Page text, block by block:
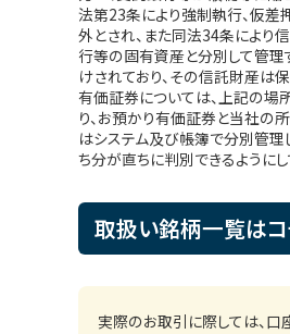
法第23条により強制執行、仮差
外とされ、また同法34条により
行等の固有資産と分別して管理
けされており、その信託財産は保
有価証券については、上記の場
り、お預かり有価証券と当社の
はシステム及び帳簿で分別管理
ち分が直ちに判別できるようにし
取扱い銘柄一覧はコ
実際のお取引に際しては、